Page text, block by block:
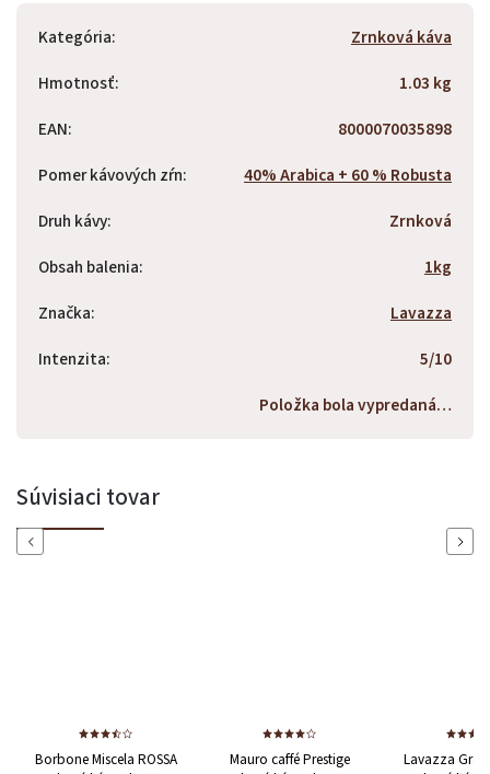
Kategória:
Zrnková káva
Hmotnosť:
1.03 kg
EAN:
8000070035898
Pomer kávových zŕn:
40% Arabica + 60 % Robusta
Druh kávy:
Zrnková
Obsah balenia:
1kg
Značka:
Lavazza
Intenzita:
5/10
Položka bola vypredaná…
Súvisiaci tovar
Previous
Miscela ROSSA
Mauro caffé Prestige
Lavazza Gran Espresso
Next